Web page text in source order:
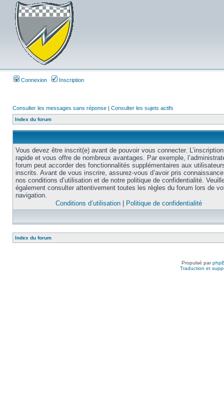
Connexion Inscription
Consulter les messages sans réponse | Consulter les sujets actifs
Index du forum
Vous devez être inscrit(e) avant de pouvoir vous connecter.
rapide et vous offre de nombreux avantages. Par exemple,
forum peut accorder des fonctionnalités supplémentaires aux
inscrits. Avant de vous inscrire, assurez-vous d’avoir pris
nos conditions d’utilisation et de notre politique de confidentialité.
également consulter attentivement toutes les règles du forum lors de
navigation.
Conditions d’utilisation
Politique de confidentialité
Index du forum
Propulsé par
Traduction et